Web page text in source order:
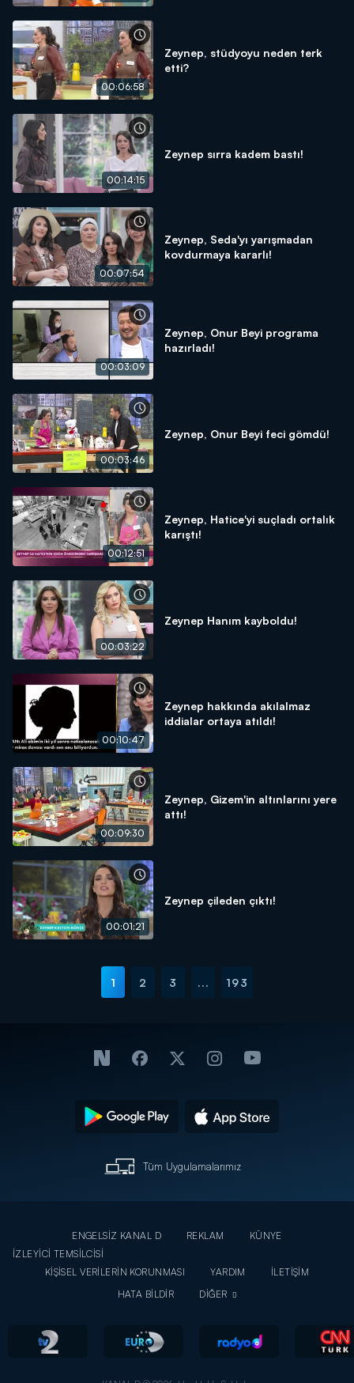
00:06:58
Zeynep, stüdyoyu neden terk
etti?
00:14:15
Zeynep sırra kadem bastı!
00:07:54
Zeynep, Seda'yı yarışmadan
kovdurmaya kararlı!
00:03:09
Zeynep, Onur Beyi programa
hazırladı!
00:03:46
Zeynep, Onur Beyi feci gömdü!
00:12:51
Zeynep, Hatice'yi suçladı ortalık
karıştı!
00:03:22
Zeynep Hanım kayboldu!
00:10:47
Zeynep hakkında akılalmaz
iddialar ortaya atıldı!
00:09:30
Zeynep, Gizem'in altınlarını yere
attı!
00:01:21
Zeynep çileden çıktı!
1 2 3 ... 193
Tüm Uygulamalarımız
ENGELSİZ KANAL D REKLAM
KÜNYE
İZLEYİCİ TEMSİLCİSİ
KİŞİSEL VERİLERİN KORUNMASI
YARDIM
İLETİŞİM
HATA BİLDİR
DİĞER